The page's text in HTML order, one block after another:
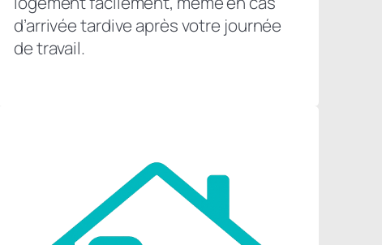
d’arrivée tardive après votre journée
de travail.